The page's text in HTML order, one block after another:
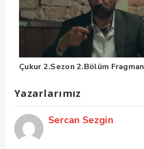
Çukur 2.Sezon 2.Bölüm Fragman
Yazarlarımız
Sercan Sezgin